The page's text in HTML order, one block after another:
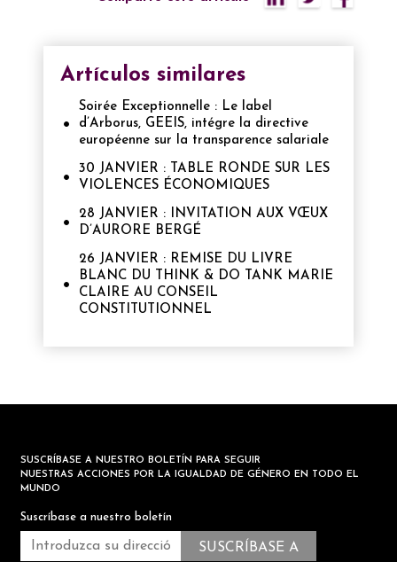
Artículos similares
Soirée Exceptionnelle : Le label
d’Arborus, GEEIS, intégre la directive
européenne sur la transparence salariale
30 JANVIER : TABLE RONDE SUR LES
VIOLENCES ÉCONOMIQUES
28 JANVIER : INVITATION AUX VŒUX
D’AURORE BERGÉ
26 JANVIER : REMISE DU LIVRE
BLANC DU THINK & DO TANK MARIE
CLAIRE AU CONSEIL
CONSTITUTIONNEL
SUSCRÍBASE A NUESTRO BOLETÍN PARA SEGUIR
NUESTRAS ACCIONES POR LA IGUALDAD DE GÉNERO EN TODO EL
MUNDO
Suscríbase a nuestro boletín